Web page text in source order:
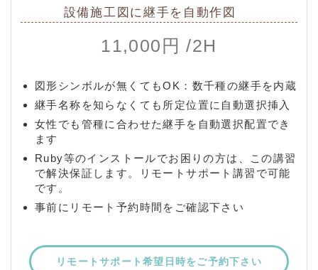
設備施工図に継手を自動作図
11,000円 /2H
図形シンボルが無くてもOK：数千種の継手を内蔵
継手名称を知らなくても所定位置に自動選択挿入
女性でも管種に合わせた継手を自動選択配置でき
ます
Ruby等のインストールでお困りの方は、この講習
で解決保証します。リモートサポート講習で可能
です。
事前にリモート予約時間をご確認下さい
リモートサポート希望日時をご予約下さい